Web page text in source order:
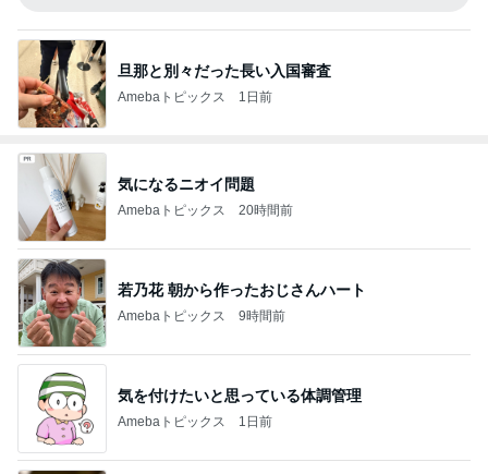
旦那と別々だった長い入国審査
Amebaトピックス 1日前
気になるニオイ問題
Amebaトピックス 20時間前
若乃花 朝から作ったおじさんハート
Amebaトピックス 9時間前
気を付けたいと思っている体調管理
Amebaトピックス 1日前